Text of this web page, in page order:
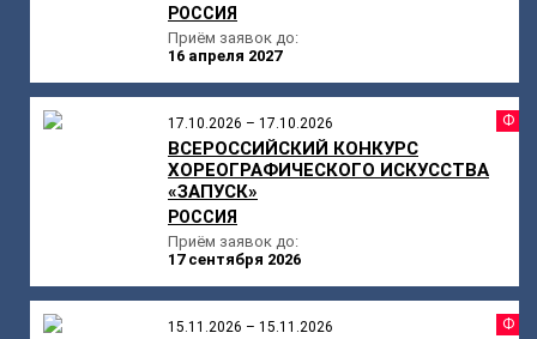
РОССИЯ
Приём заявок до:
16 апреля 2027
17.10.2026 – 17.10.2026
ВСЕРОССИЙСКИЙ КОНКУРС
ХОРЕОГРАФИЧЕСКОГО ИСКУССТВА
«ЗАПУСК»
РОССИЯ
Приём заявок до:
17 сентября 2026
15.11.2026 – 15.11.2026